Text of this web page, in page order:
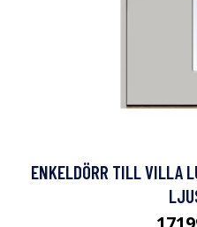
ENKELDÖRR TILL VILLA